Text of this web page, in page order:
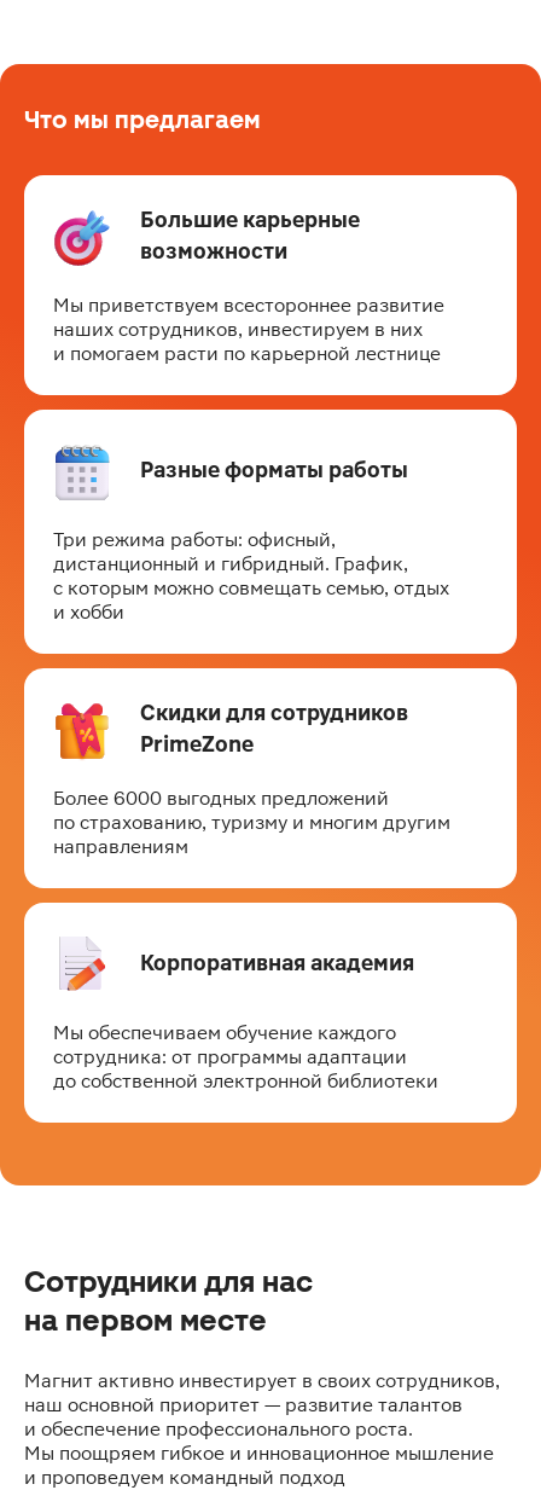
Что мы предлагаем
Большие карьерные
возможности
Мы приветствуем всестороннее развитие
наших сотрудников, инвестируем в них
и помогаем расти по карьерной лестнице
Разные форматы работы
Три режима работы: офисный,
дистанционный и гибридный. График,
с которым можно совмещать семью, отдых
и хобби
Скидки для сотрудников
PrimeZone
Более 6000 выгодных предложений
по страхованию, туризму и многим другим
направлениям
Корпоративная академия
Мы обеспечиваем обучение каждого
сотрудника: от программы адаптации
до собственной электронной библиотеки
Сотрудники для нас
на первом месте
Магнит активно инвестирует в своих сотрудников,
наш основной приоритет — развитие талантов
и обеспечение профессионального роста.
Мы поощряем гибкое и инновационное мышление
и проповедуем командный подход